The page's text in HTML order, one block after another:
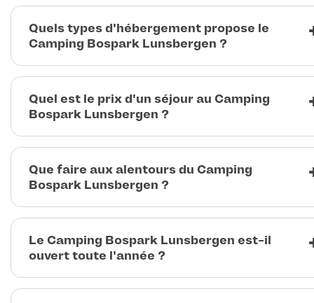
Quels types d'hébergement propose le
Camping Bospark Lunsbergen ?
Quel est le prix d'un séjour au Camping
Bospark Lunsbergen ?
Que faire aux alentours du Camping
Bospark Lunsbergen ?
Le Camping Bospark Lunsbergen est-il
ouvert toute l'année ?